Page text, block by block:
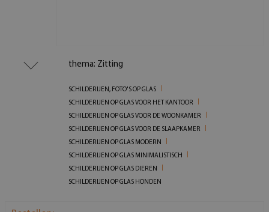
thema: Zitting
SCHILDERIJEN, FOTO'S OP GLAS
SCHILDERIJEN OP GLAS VOOR HET KANTOOR
SCHILDERIJEN OP GLAS VOOR DE WOONKAMER
SCHILDERIJEN OP GLAS VOOR DE SLAAPKAMER
SCHILDERIJEN OP GLAS MODERN
SCHILDERIJEN OP GLAS MINIMALISTISCH
SCHILDERIJEN OP GLAS DIEREN
SCHILDERIJEN OP GLAS HONDEN